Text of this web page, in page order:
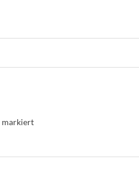
markiert